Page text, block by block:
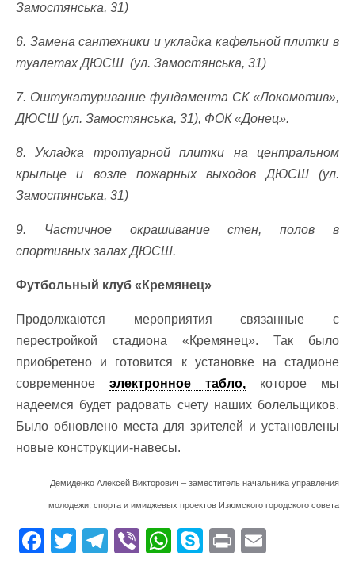
Замостянська, 31)
6. Замена сантехники и укладка кафельной плитки в
туалетах ДЮСШ (ул. Замостянська, 31)
7. Оштукатуривание фундамента СК «Локомотив»,
ДЮСШ (ул. Замостянська, 31), ФОК «Донец».
8. Укладка тротуарной плитки на центральном
крыльце и возле пожарных выходов ДЮСШ (ул.
Замостянська, 31)
9. Частичное окрашивание стен, полов в
спортивных залах ДЮСШ.
Футбольный клуб «Кремянец»
Продолжаются мероприятия связанные с
перестройкой стадиона «Кремянец». Так было
приобретено и готовится к установке на стадионе
современное электронное табло, которое мы
надеемся будет радовать счету наших болельщиков.
Было обновлено места для зрителей и установлены
новые конструкции-навесы.
Демиденко Алексей Викторович – заместитель начальника управления
молодежи, спорта и имиджевых проектов Изюмского городского совета
F T T Vi W S Pr